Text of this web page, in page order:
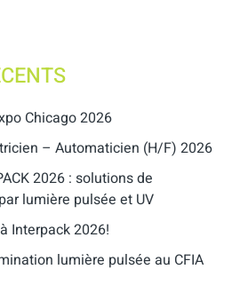
Chicago 2026
– Automaticien (H/F) 2026
2026 : solutions de
lumière pulsée et UV
Interpack 2026!
lumière pulsée au CFIA